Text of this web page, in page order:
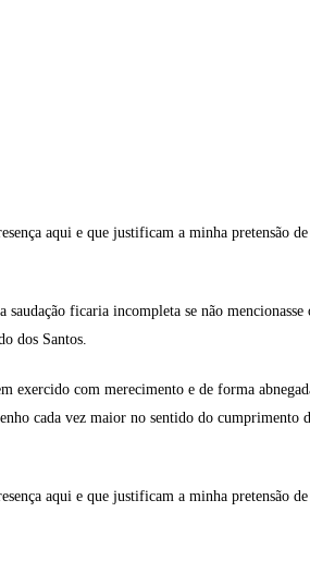
aqui e que justificam a minha pretensão
saudação ficaria incompleta se não
dos Santos.
exercido com merecimento e de forma
cada vez maior no sentido do cumprimento
aqui e que justificam a minha pretensão